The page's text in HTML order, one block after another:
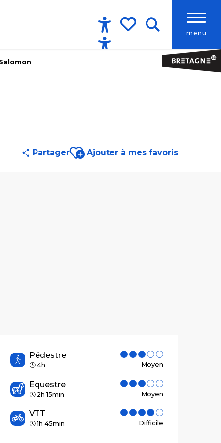
menu
Accessibilité
PartagerAjouter aux favoris
Ajouter à mes favoris
Pédestre
4h Moyen
Equestre
2h 15min Moyen
VTT
1h 45min Difficile